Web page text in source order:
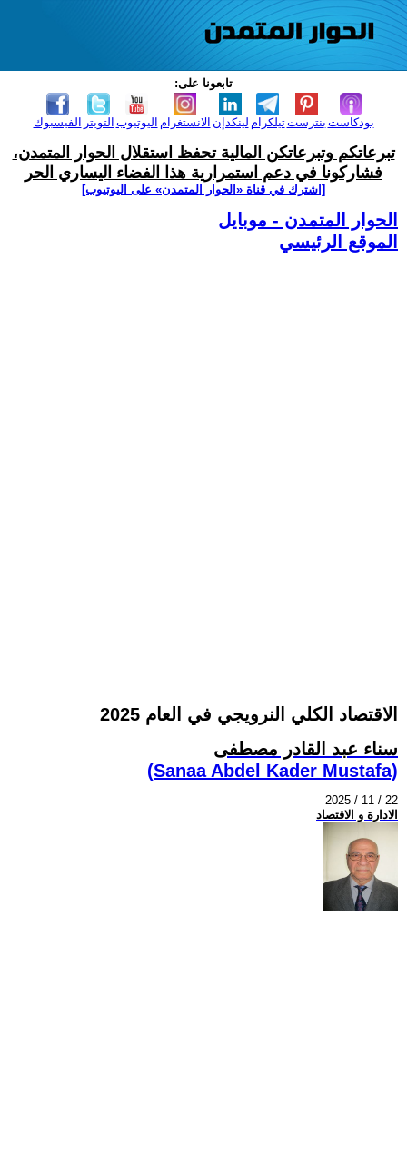
تابعونا على:
الفيسبوك التويتر اليوتيوب الانستغرام لينكدإن تيلكرامبنترست بودكاست
تبرعاتكم وتبرعاتكن المالية تحفظ استقلال الحوار المتمدن،
فشاركونا في دعم استمرارية هذا الفضاء اليساري الحر
[اشترك في قناة ‫«الحوار المتمدن» على اليوتيوب]
الحوار المتمدن - موبايل
الموقع الرئيسي
الاقتصاد الكلي النرويجي في العام 2025
سناء عبد القادر مصطفى
(Sanaa Abdel Kader Mustafa)
2025 / 11 / 22
الادارة و الاقتصاد